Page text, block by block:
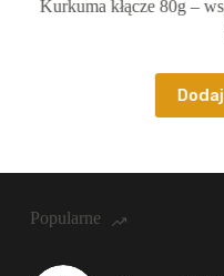
Kurkuma kłącze 80g –
Popularne